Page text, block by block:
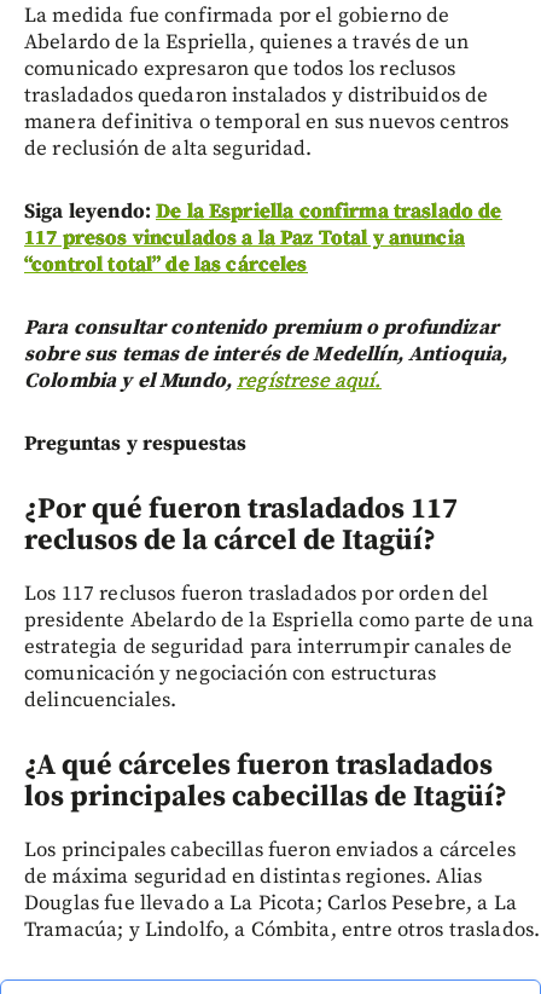
La medida fue confirmada por el gobierno de
Abelardo de la Espriella, quienes a través de un
comunicado expresaron que todos los reclusos
trasladados quedaron instalados y distribuidos de
manera definitiva o temporal en sus nuevos centros
de reclusión de alta seguridad.
Siga leyendo:De la Espriella confirma traslado de
117 presos vinculados a la Paz Total y anuncia
“control total” de las cárceles
Para consultar contenido premium o profundizar
sobre sus temas de interés de Medellín, Antioquia,
Colombia y el Mundo,regístrese aquí.
Preguntas y respuestas
¿Por qué fueron trasladados 117
reclusos de la cárcel de Itagüí?
Los 117 reclusos fueron trasladados por orden del
presidente Abelardo de la Espriella como parte de una
estrategia de seguridad para interrumpir canales de
comunicación y negociación con estructuras
delincuenciales.
¿A qué cárceles fueron trasladados
los principales cabecillas de Itagüí?
Los principales cabecillas fueron enviados a cárceles
de máxima seguridad en distintas regiones. Alias
Douglas fue llevado a La Picota; Carlos Pesebre, a La
Tramacúa; y Lindolfo, a Cómbita, entre otros traslados.